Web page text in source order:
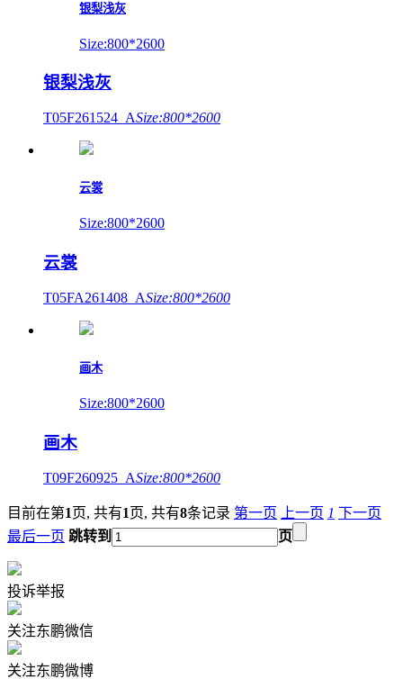
银梨浅灰
Size:800*2600
银梨浅灰
T05F261524_ASize:800*2600
云裳
Size:800*2600
云裳
T05FA261408_ASize:800*2600
画木
Size:800*2600
画木
T09F260925_ASize:800*2600
目前在第1页, 共有1页, 共有8条记录 第一页 上一页 1 下一页
最后一页 跳转到 页
投诉举报
关注东鹏微信
关注东鹏微博